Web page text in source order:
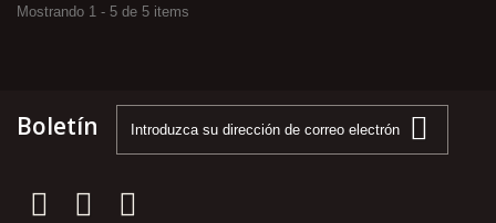
Mostrando 1 - 5 de 5 items
Boletín